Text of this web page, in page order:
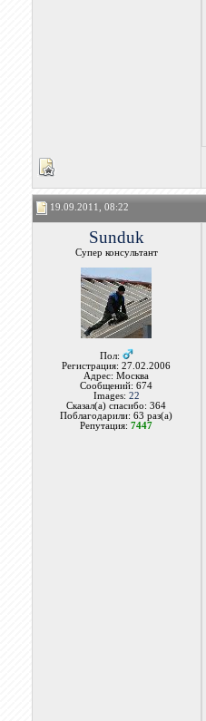
19.09.2011, 08:22
Sunduk
Супер консультант
Пол:
Регистрация: 27.02.2006
Адрес: Москва
Сообщений: 674
Images: 22
Сказал(а) спасибо: 364
Поблагодарили: 63 раз(а)
Репутация:7447